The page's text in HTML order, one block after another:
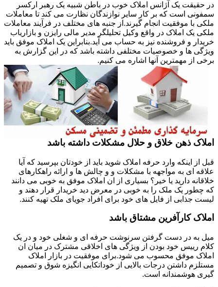
در حقیقت یک آژانس املاک خوب در باطن شبیه یک رهبر ارکسر
سمفونی است که بر کار سایر نوازندگان نظارت می کند تا معاملات
ملکی با موفقیت انجام گیرند.از جنبه های مختلف در فرآیند معاملات
ملکی یک املاک در واقع وکیل تحلیلگر مدیر مالی رایزن و بازاریاب
خریدار و فروشنده نیز به حساب می آید.بنابراین یک املاک موفق باید
ویژگی ها و خصوصیات مختلفی داشته باشد که در این گزارش به
برخی از مهمترین آنها اشاره می کنیم.
املاک ذهن خلاق و حلال مشکلات داشته باشد
قبل از اینکه وارد حرفه املاک شوید باید از خودتان بپرسید که آیا
علاقه ای به مواجهه با مشکلات و و چالش ها و ارائه راهکارهای
خلاقانه دارید یا خیر؟ بسیاری از ان املاک موفق به خوبی می دانند
که چطور یک ملک را به خوبی در معرض دید خریدار قرار دهند و
لیست جذابی از فایل های خود برای افراد جویای ملک تهیه کنند.
املاک کارآفرین مشتاق باشد
میل به در دست گرفتن سرنوشت حرفه ای و شغلی خود و در یک
کلام رییس خود بودن از ویژگی های اخلاقی مشترک در میان ان
املاک موفق محسوب می شود.برای موفقیت در بازار املاک
مستلزم داشتن درجات بالایی از خوداتکایی انگیزه شوق و تصمیم
گیری هوشمندانه است.